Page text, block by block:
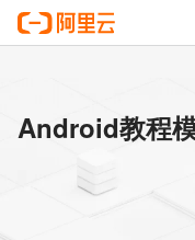
Android教程